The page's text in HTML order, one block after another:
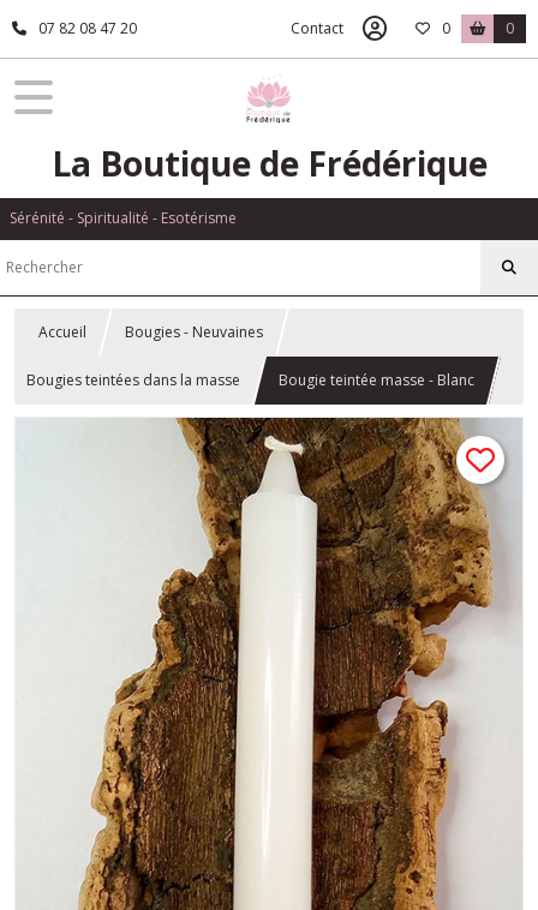
07 82 08 47 20 Contact 0 0
La Boutique de Frédérique
Sérénité - Spiritualité - Esotérisme
Accueil Bougies - Neuvaines
Bougies teintées dans la masse Bougie teintée masse - Blanc